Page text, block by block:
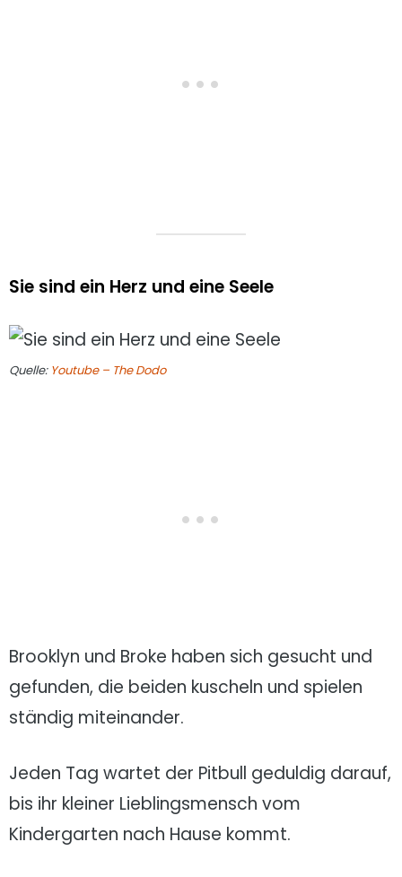
Sie sind ein Herz und eine Seele
Quelle: Youtube – The Dodo
Brooklyn und Broke haben sich gesucht und
gefunden, die beiden kuscheln und spielen
ständig miteinander.
Jeden Tag wartet der Pitbull geduldig darauf,
bis ihr kleiner Lieblingsmensch vom
Kindergarten nach Hause kommt.